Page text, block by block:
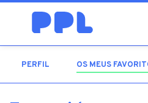
PERFIL OS MEUS